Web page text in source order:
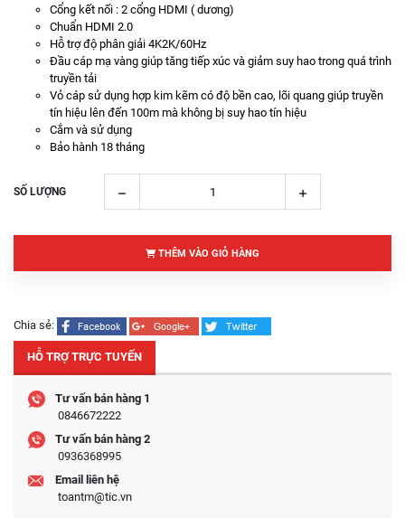
Cổng kết nối : 2 cổng HDMI ( dương)
Chuẩn HDMI 2.0
Hỗ trợ độ phân giải 4K2K/60Hz
Đầu cáp mạ vàng giúp tăng tiếp xúc và giảm suy hao trong quá trình
truyền tải
Vỏ cáp sử dụng hợp kim kẽm có độ bền cao, lõi quang giúp truyền
tín hiệu lên đến 100m mà không bị suy hao tín hiệu
Cắm và sử dụng
Bảo hành 18 tháng
SỐ LƯỢNG
THÊM VÀO GIỎ HÀNG
Chia sẻ:
HỖ TRỢ TRỰC TUYẾN
Tư vấn bán hàng 1
0846672222
Tư vấn bán hàng 2
0936368995
Email liên hệ
toantm@tic.vn